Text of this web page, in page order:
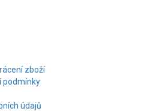
zboží
podmínky
údajů